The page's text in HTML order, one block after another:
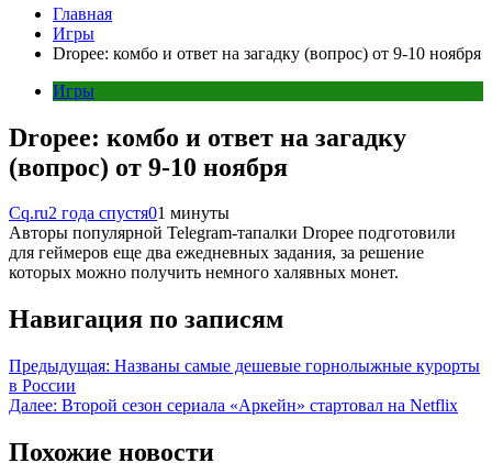
Главная
Игры
Dropee: комбо и ответ на загадку (вопрос) от 9-10 ноября
Игры
Dropee: комбо и ответ на загадку
(вопрос) от 9-10 ноября
Cq.ru2 года спустя01 минуты
Авторы популярной Telegram-тапалки Dropee подготовили
для геймеров еще два ежедневных задания, за решение
которых можно получить немного халявных монет.
Навигация по записям
Предыдущая: Названы самые дешевые горнолыжные курорты
в России
Далее: Второй сезон сериала «Аркейн» стартовал на Netflix
Похожие новости